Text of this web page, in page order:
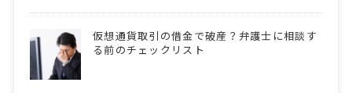
仮想通貨取引の借金で破産？弁護士に相談す
る前のチェックリスト